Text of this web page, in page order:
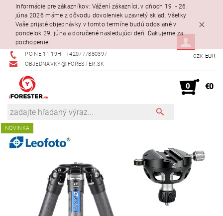
Informácie pre zákazníkov: Vážení zákazníci, v dňoch 19. - 26.
júna 2026 máme z dôvodu dovoleniek uzavretý sklad. Všetky
Vaše prijaté objednávky v tomto termíne budú odoslané v
pondelok 29. júna a doručené nasledujúci deň. Ďakujeme za
pochopenie.
PO-NE 11-19H - +420777880397
OBJEDNAVKY@IFORESTER.SK
CZK EUR
0 €0
NOVINKA